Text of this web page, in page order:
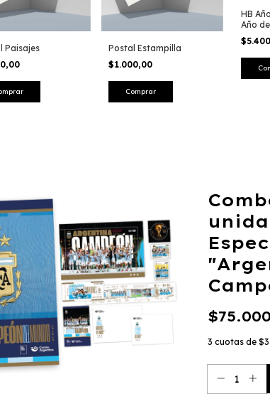
Paisajes
Postal Estampilla
$1.000,00
HB
Año
3 cuotas de